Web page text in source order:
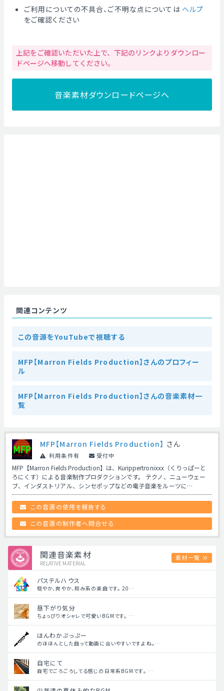
ご利用についての不具合、ご不明な点については ヘルプ
をご確認ください
上記をご確認いただいた上で、下記のリンクよりダウンロー
ドページへ移動してください。
音楽素材ダウンロードページへ
関連コンテンツ
この音源をYouTubeで視聴する
MFP【Marron Fields Production】さんのプロフィー
ル
MFP【Marron Fields Production】さんの音楽素材一
覧
MFP【Marron Fields Production】 さん
利用条件有 受付中
MFP【Marron Fields Production】は、Kurippertronixxx（くりっぱーと
ろにくす）による音楽制作プロダクションです。 テクノ、ニューウェー
ブ、インダストリアル、シンセポップなどの電子音楽をルーツに…
この音源の使用を報告する
この音源の制作者へ問合せる
関連音楽素材
RELATIVE MATERIAL
素材一覧
パステルハウス
穏やか、爽やか、和み系の楽曲です。 20…
昼下がり気分
ちょっぴりオシャレで可愛いBGMです。 …
ほんわかぷっぷー
のほほんとした曲って動画に合いやすいですよね。…
自宅にて
自宅でごろごろしてる感じの日常系BGMです。 …